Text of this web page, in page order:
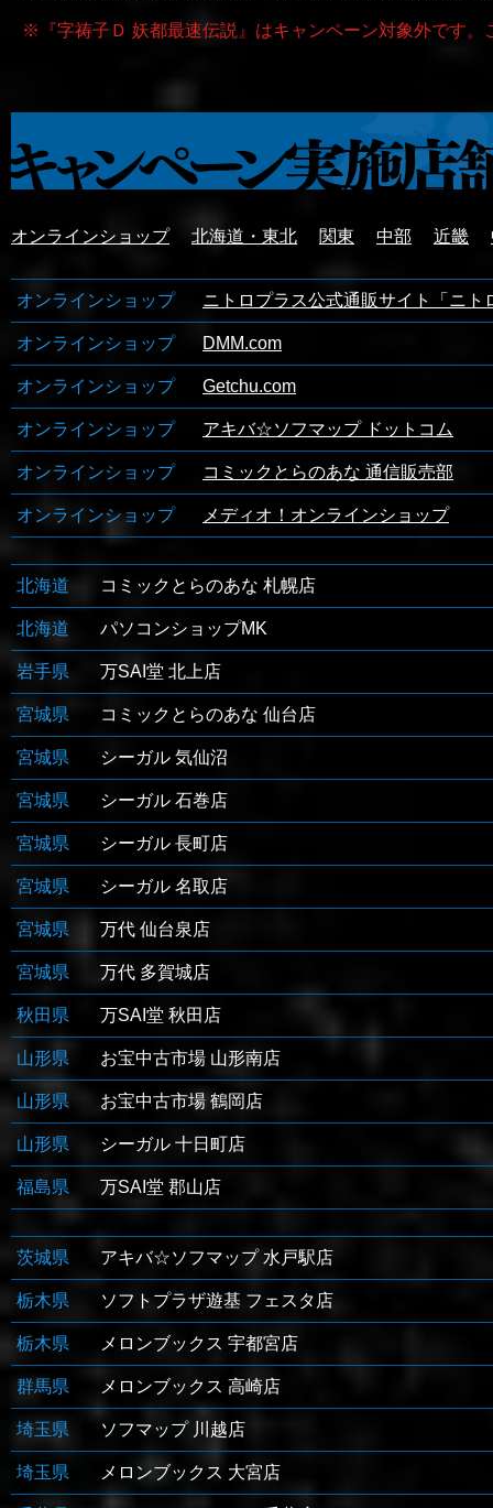
『字祷子Ｄ 妖都最速伝説』はキャンペーン対象外です。
オンラインショップ 北海道・東北 関東 中部 近畿
オンラインショップ ニトロプラス公式通販サイト「ニ
オンラインショップ DMM.com
オンラインショップ Getchu.com
オンラインショップ アキバ☆ソフマップ ドットコム
オンラインショップ コミックとらのあな 通信販売部
オンラインショップ メディオ！オンラインショップ
北海道 コミックとらのあな 札幌店
北海道 パソコンショップMK
岩手県 万SAI堂 北上店
宮城県 コミックとらのあな 仙台店
宮城県 シーガル 気仙沼
宮城県 シーガル 石巻店
宮城県 シーガル 長町店
宮城県 シーガル 名取店
宮城県 万代 仙台泉店
宮城県 万代 多賀城店
秋田県 万SAI堂 秋田店
山形県 お宝中古市場 山形南店
山形県 お宝中古市場 鶴岡店
山形県 シーガル 十日町店
福島県 万SAI堂 郡山店
茨城県 アキバ☆ソフマップ 水戸駅店
栃木県 ソフトプラザ遊基 フェスタ店
栃木県 メロンブックス 宇都宮店
群馬県 メロンブックス 高崎店
埼玉県 ソフマップ 川越店
埼玉県 メロンブックス 大宮店